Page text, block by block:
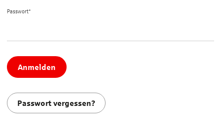
Passwort*
Anmelden
Passwort vergessen?